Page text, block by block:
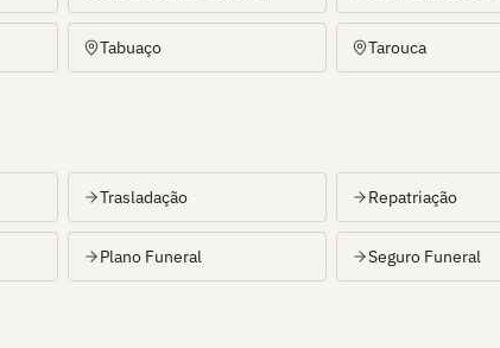
Tabuaço Tarouca
Trasladação Repatriação
Plano Funeral Seguro Funeral